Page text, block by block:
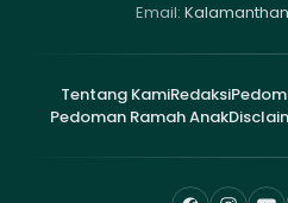
Email:
Tentang KamiRedaksi
Pedoman Ramah Anak